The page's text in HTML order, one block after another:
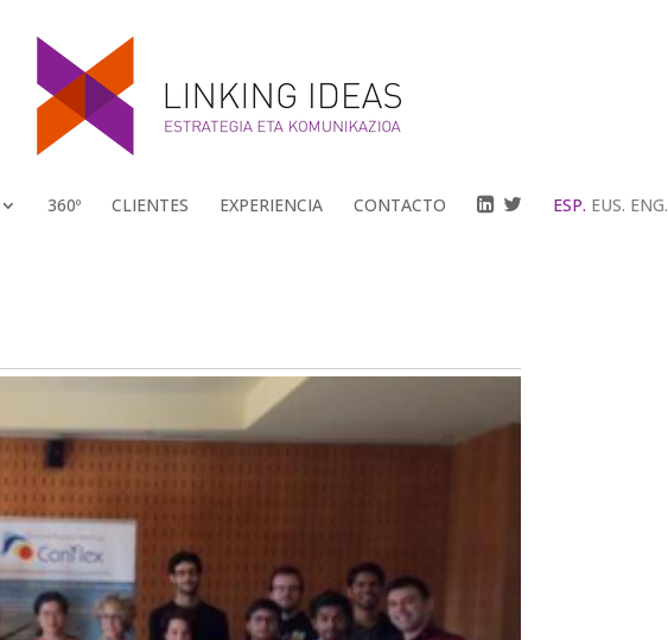
360º CLIENTES EXPERIENCIA CONTACTO ESP. EUS. ENG.